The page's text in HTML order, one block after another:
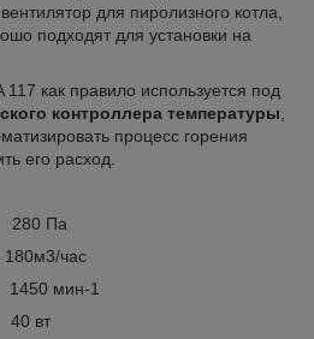
для пиролизного котла,
подходят для установки на
117 как правило используется под
контроллера температуры
процесс горения
его расход.
Па
180м3/час
мин-1
вт